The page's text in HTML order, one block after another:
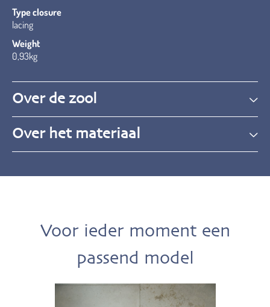
Type closure
lacing
Weight
0,93kg
Over de zool
Over het materiaal
Voor ieder moment een
passend model